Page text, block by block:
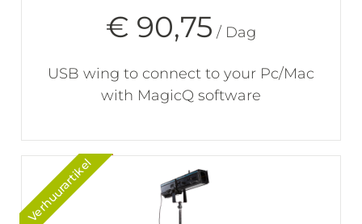
€ 90,75 / Dag
USB wing to connect to your Pc/Mac
with MagicQ software
Verhuurartikel